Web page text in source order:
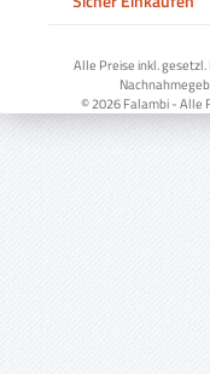
Alle Preise inkl.
© 2026 Falambi - Alle